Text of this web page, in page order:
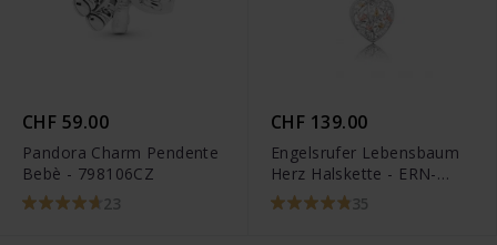
CHF 59.00
Pandora Charm Pendente
Bebè - 798106CZ
23
CHF 139.00
Engelsrufer Lebensbaum
Herz Halskette - ERN-
HEARTTREETRICO
35